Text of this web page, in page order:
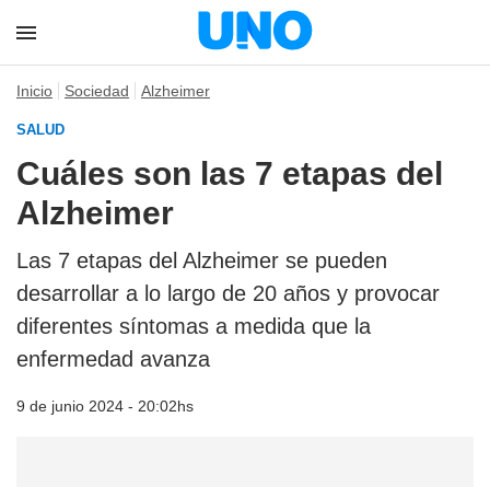
Inicio Sociedad Alzheimer
SALUD
Cuáles son las 7 etapas del
Alzheimer
Las 7 etapas del Alzheimer se pueden
desarrollar a lo largo de 20 años y provocar
diferentes síntomas a medida que la
enfermedad avanza
9 de junio 2024 - 20:02hs